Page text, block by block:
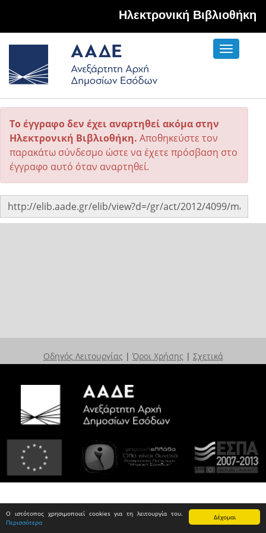
Δέχομαι
Ο ιστότοπος χρησιμοποιεί cookies για τη λειτουργία του.
Περισσότερα
Hλεκτρονική Βιβλιοθήκη
Toggle
Το έγγραφο δεν έχει αναρτηθεί ακόμα στην
Ηλεκτρονική Βιβλιοθήκη. Αποθηκεύστε τον
παρακάτω σύνδεσμο ώστε να έχετε πρόσβαση στο
έγγραφο αυτό όταν αναρτηθεί.
Οδηγός Λειτουργίας | Όροι Χρήσης | Σχετικά